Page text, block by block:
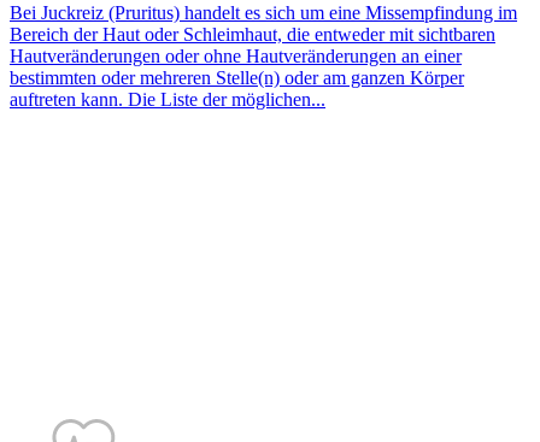
Bei Juckreiz (Pruritus) handelt es sich um eine Missempfindung im
Bereich der Haut oder Schleimhaut, die entweder mit sichtbaren
Hautveränderungen oder ohne Hautveränderungen an einer
bestimmten oder mehreren Stelle(n) oder am ganzen Körper
auftreten kann. Die Liste der möglichen...